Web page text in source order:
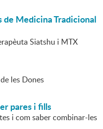
Medicina Tradicional
Siatshu i MTX
les Dones
pares i fills
i com saber combinar-les